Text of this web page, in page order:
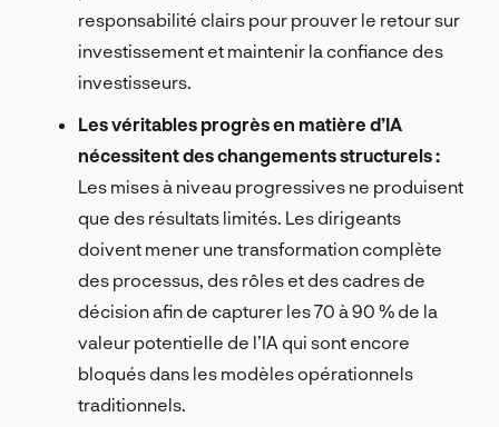
responsabilité clairs pour prouver le retour sur
investissement et maintenir la confiance des
investisseurs.
Les véritables progrès en matière d’IA
nécessitent des changements structurels :
Les mises à niveau progressives ne produisent
que des résultats limités. Les dirigeants
doivent mener une transformation complète
des processus, des rôles et des cadres de
décision afin de capturer les 70 à 90 % de la
valeur potentielle de l’IA qui sont encore
bloqués dans les modèles opérationnels
traditionnels.